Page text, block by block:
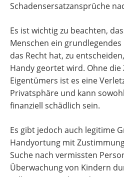
Schadensersatzansprüche
Es ist wichtig zu beachten,
Menschen ein
das Recht hat, zu
Handy geortet wird. Ohne
Eigentümers ist es eine
Privatsphäre und kann
finanziell schädlich sein.
Es gibt jedoch auch legitime
Handyortung mit
Suche nach vermissten
Überwachung von Kindern